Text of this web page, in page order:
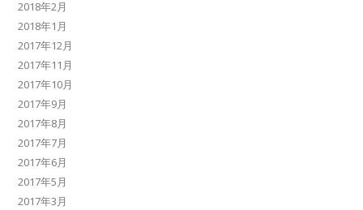
2018年2月
2018年1月
2017年12月
2017年11月
2017年10月
2017年9月
2017年8月
2017年7月
2017年6月
2017年5月
2017年3月